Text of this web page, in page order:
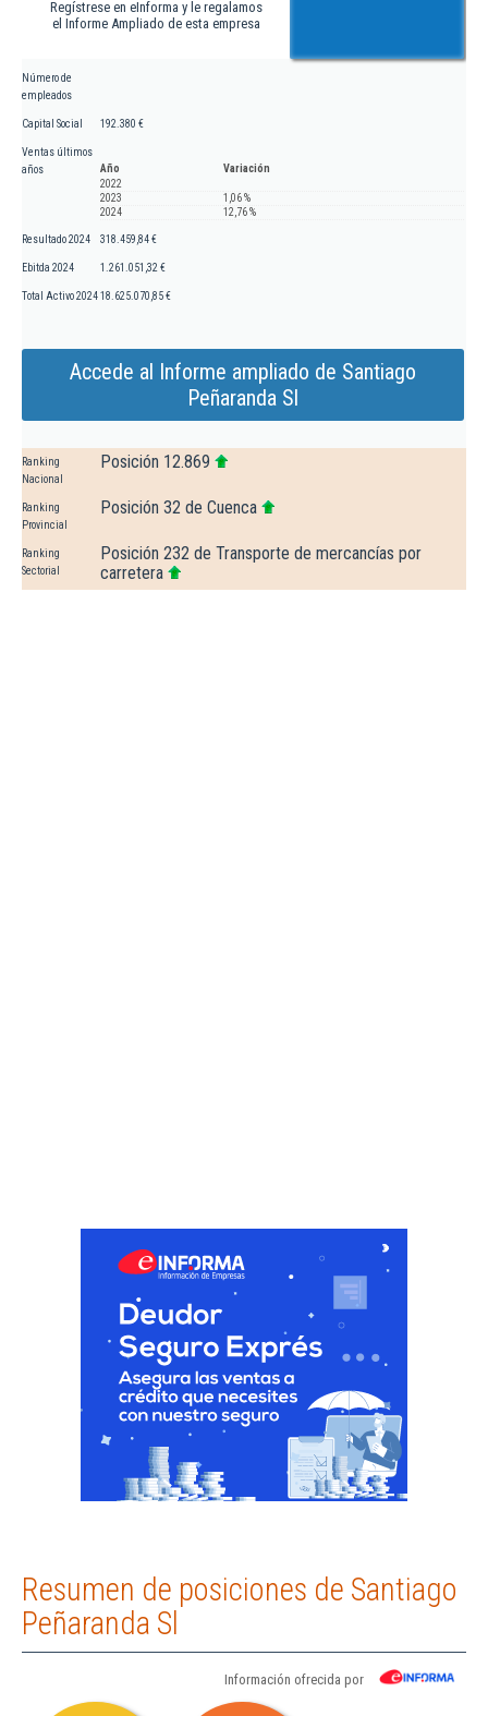
Regístrese en eInforma y le regalamos
el Informe Ampliado de esta empresa
Número de
empleados
Capital Social 192.380 €
Ventas últimos
años
Año
Variación
2022
2023
1,06 %
2024
12,76 %
Resultado 2024 318.459,84 €
Ebitda 2024 1.261.051,32 €
Total Activo 202418.625.070,85 €
Accede al Informe ampliado de Santiago
Peñaranda Sl
Ranking
Nacional
Posición 12.869
Ranking
Provincial
Posición 32 de Cuenca
Ranking
Sectorial
Posición 232 de Transporte de mercancías por
carretera
Resumen de posiciones de Santiago
Peñaranda Sl
Información ofrecida por